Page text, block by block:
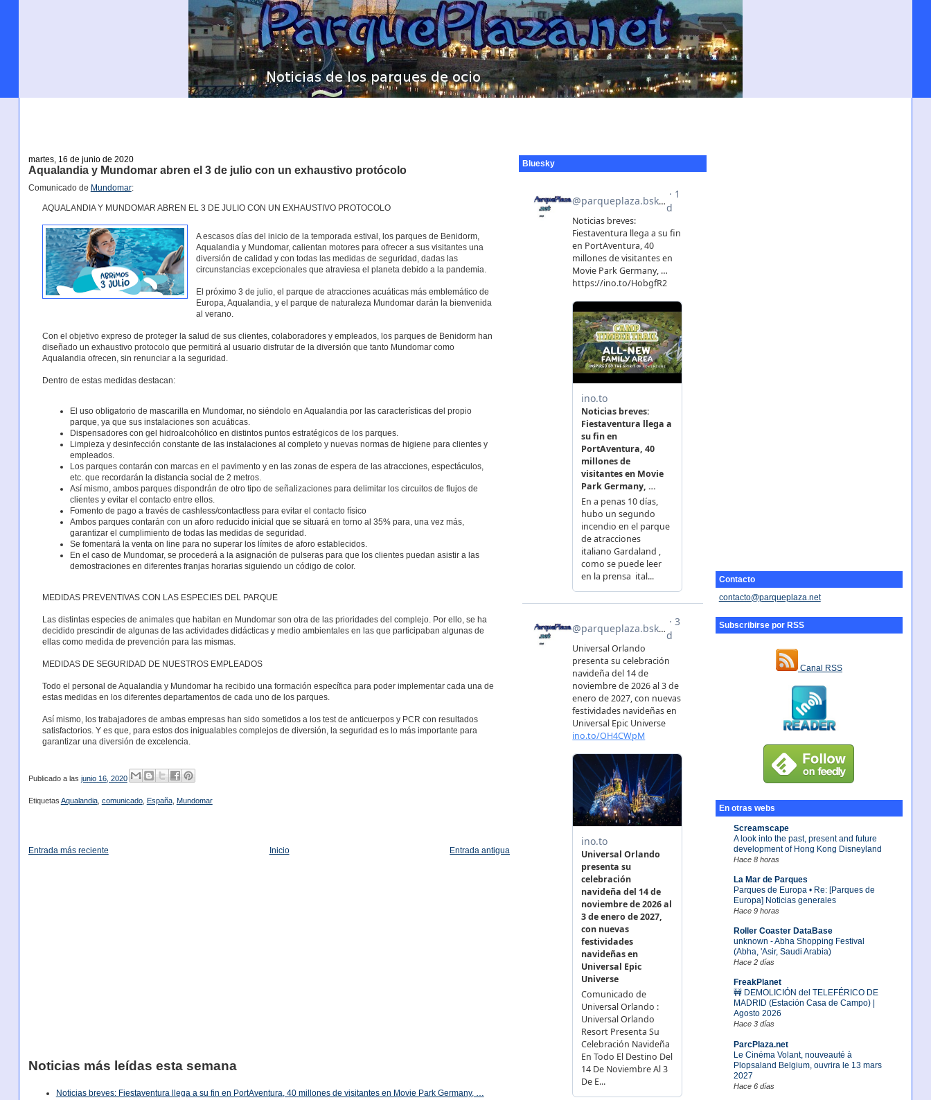
Contacto
contacto@parqueplaza.net
Subscribirse por RSS
Canal RSS
En otras webs
Screamscape
A look into the past, present and future
development of Hong Kong Disneyland
Hace 8 horas
La Mar de Parques
Parques de Europa • Re: [Parques de
Europa] Noticias generales
Hace 9 horas
Roller Coaster DataBase
unknown - Abha Shopping Festival
(Abha, 'Asir, Saudi Arabia)
Hace 2 días
FreakPlanet
🚧 DEMOLICIÓN del TELEFÉRICO DE
MADRID (Estación Casa de Campo) |
Agosto 2026
Hace 3 días
ParcPlaza.net
Le Cinéma Volant, nouveauté à
Plopsaland Belgium, ouvrira le 13 mars
2027
Hace 6 días
martes, 16 de junio de 2020
Aqualandia y Mundomar abren el 3 de julio con un exhaustivo protócolo
Comunicado de Mundomar:
AQUALANDIA Y MUNDOMAR ABREN EL 3 DE JULIO CON UN EXHAUSTIVO PROTOCOLO
A escasos días del inicio de la temporada estival, los parques de Benidorm,
Aqualandia y Mundomar, calientan motores para ofrecer a sus visitantes una
diversión de calidad y con todas las medidas de seguridad, dadas las
circunstancias excepcionales que atraviesa el planeta debido a la pandemia.
El próximo 3 de julio, el parque de atracciones acuáticas más emblemático de
Europa, Aqualandia, y el parque de naturaleza Mundomar darán la bienvenida
al verano.
Con el objetivo expreso de proteger la salud de sus clientes, colaboradores y empleados, los parques de Benidorm han
diseñado un exhaustivo protocolo que permitirá al usuario disfrutar de la diversión que tanto Mundomar como
Aqualandia ofrecen, sin renunciar a la seguridad.
Dentro de estas medidas destacan:
El uso obligatorio de mascarilla en Mundomar, no siéndolo en Aqualandia por las características del propio
parque, ya que sus instalaciones son acuáticas.
Dispensadores con gel hidroalcohólico en distintos puntos estratégicos de los parques.
Limpieza y desinfección constante de las instalaciones al completo y nuevas normas de higiene para clientes y
empleados.
Los parques contarán con marcas en el pavimento y en las zonas de espera de las atracciones, espectáculos,
etc. que recordarán la distancia social de 2 metros.
Así mismo, ambos parques dispondrán de otro tipo de señalizaciones para delimitar los circuitos de flujos de
clientes y evitar el contacto entre ellos.
Fomento de pago a través de cashless/contactless para evitar el contacto físico
Ambos parques contarán con un aforo reducido inicial que se situará en torno al 35% para, una vez más,
garantizar el cumplimiento de todas las medidas de seguridad.
Se fomentará la venta on line para no superar los límites de aforo establecidos.
En el caso de Mundomar, se procederá a la asignación de pulseras para que los clientes puedan asistir a las
demostraciones en diferentes franjas horarias siguiendo un código de color.
MEDIDAS PREVENTIVAS CON LAS ESPECIES DEL PARQUE
Las distintas especies de animales que habitan en Mundomar son otra de las prioridades del complejo. Por ello, se ha
decidido prescindir de algunas de las actividades didácticas y medio ambientales en las que participaban algunas de
ellas como medida de prevención para las mismas.
MEDIDAS DE SEGURIDAD DE NUESTROS EMPLEADOS
Todo el personal de Aqualandia y Mundomar ha recibido una formación específica para poder implementar cada una de
estas medidas en los diferentes departamentos de cada uno de los parques.
Así mismo, los trabajadores de ambas empresas han sido sometidos a los test de anticuerpos y PCR con resultados
satisfactorios. Y es que, para estos dos inigualables complejos de diversión, la seguridad es lo más importante para
garantizar una diversión de excelencia.
Publicado a las junio 16, 2020
Etiquetas Aqualandia, comunicado, España, Mundomar
Entrada más reciente Entrada antigua
Inicio
Noticias más leídas esta semana
Noticias breves: Fiestaventura llega a su fin en PortAventura, 40 millones de visitantes en Movie Park Germany, …
Bluesky